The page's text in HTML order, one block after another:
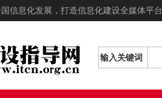
信息化发展，打造信息化建设全媒体平台
输入关键词